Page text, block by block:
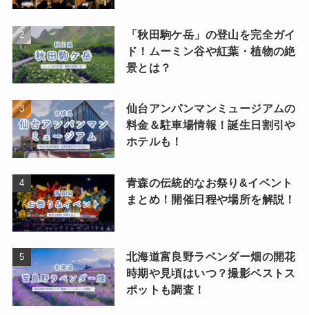
「秋田駒ケ岳」の登山を完全ガイ
ド！ムーミン谷や紅葉・植物の絶
景とは？
仙台アンパンマンミュージアムの
料金＆駐車場情報！誕生日割引や
ホテルも！
青森の伝統的なお祭り&イベント
まとめ！開催日程や場所を解説！
北海道富良野ラベンダー畑の開花
時期や見頃はいつ？撮影ベストス
ポットも調査！